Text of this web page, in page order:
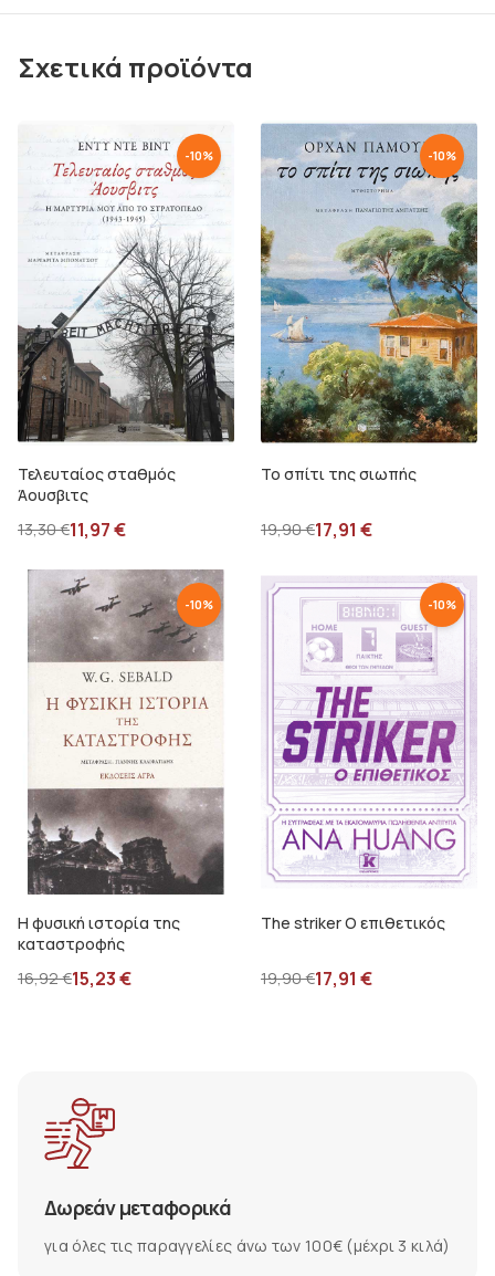
Σχετικά προϊόντα
-10%
Τελευταίος σταθμός
Άουσβιτς
13,30€11,97€
-10%
Το σπίτι της σιωπής
19,90€17,91 €
-10%
Η φυσική ιστορία της
καταστροφής
16,92€15,23€
-10%
The striker Ο επιθετικός
19,90€17,91 €
Δωρεάν μεταφορικά
για όλες τις παραγγελίες άνω των 100€ (μέχρι 3 κιλά)